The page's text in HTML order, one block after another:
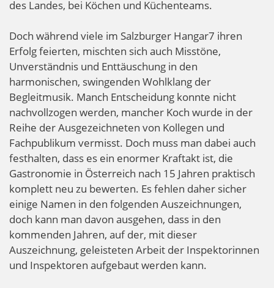
des Landes, bei Köchen und Küchenteams.
Doch während viele im Salzburger Hangar7 ihren
Erfolg feierten, mischten sich auch Misstöne,
Unverständnis und Enttäuschung in den
harmonischen, swingenden Wohlklang der
Begleitmusik. Manch Entscheidung konnte nicht
nachvollzogen werden, mancher Koch wurde in der
Reihe der Ausgezeichneten von Kollegen und
Fachpublikum vermisst. Doch muss man dabei auch
festhalten, dass es ein enormer Kraftakt ist, die
Gastronomie in Österreich nach 15 Jahren praktisch
komplett neu zu bewerten. Es fehlen daher sicher
einige Namen in den folgenden Auszeichnungen,
doch kann man davon ausgehen, dass in den
kommenden Jahren, auf der, mit dieser
Auszeichnung, geleisteten Arbeit der Inspektorinnen
und Inspektoren aufgebaut werden kann.